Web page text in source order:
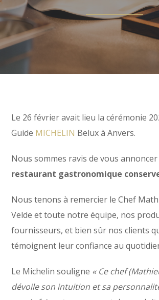
Le 26 février avait lieu la cérémonie
Guide MICHELIN Belux à Anvers.
Nous sommes ravis de vous annoncer
restaurant gastronomique
Nous tenons à remercier le Chef
Velde et toute notre équipe, nos
fournisseurs, et bien sûr nos clients
témoignent leur confiance au
Le Michelin souligne « Ce chef
dévoile son intuition et sa